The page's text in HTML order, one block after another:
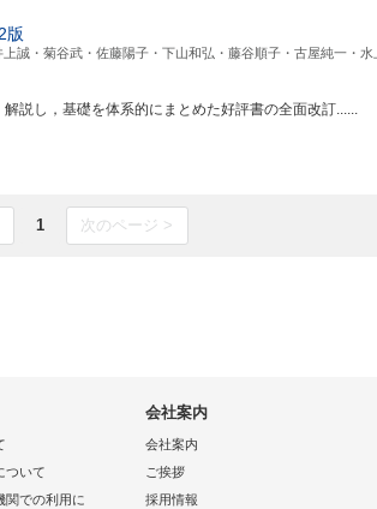
版
・菊谷武・佐藤陽子・下山和弘・藤谷順子・古屋純一・
説し，基礎を体系的にまとめた好評書の全面改訂......
1 次のページ >
ついて
関での利用に
会社案内
会社案内
ご挨拶
採用情報